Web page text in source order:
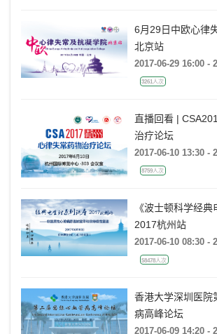
6月29日中欧心律
北京站
2017-06-29 16:00 -
3261人次
直播回看 |
治疗论坛
2017-06-10 13:30 -
8759人次
《波士顿科学经典
2017杭州站
2017-06-10 08:30 -
58478人次
香港大学深圳医院
病高峰论坛
2017-06-09 14:20 -